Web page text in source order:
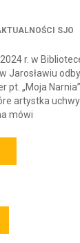
SJO
r. w
Jarosławiu
pt. „Moja
artystka
mówi